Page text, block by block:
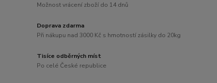
Možnost vrácení zboží do 14 dnů
Doprava zdarma
Při nákupu nad 3000 Kč s hmotností zásilky do 20kg
Tisíce odběrných míst
Po celé České republice